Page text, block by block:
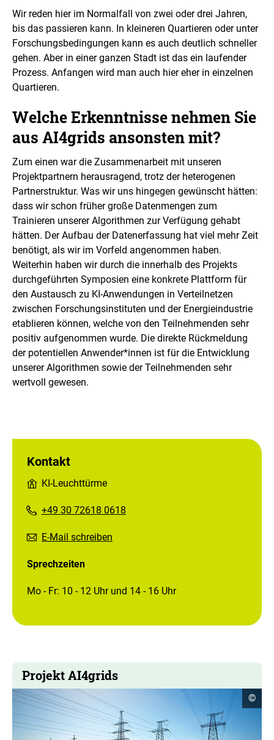
Wir reden hier im Normalfall von zwei oder drei Jahren,
bis das passieren kann. In kleineren Quartieren oder unter
Forschungsbedingungen kann es auch deutlich schneller
gehen. Aber in einer ganzen Stadt ist das ein laufender
Prozess. Anfangen wird man auch hier eher in einzelnen
Quartieren.
Welche Erkenntnisse nehmen Sie
aus AI4grids ansonsten mit?
Zum einen war die Zusammenarbeit mit unseren
Projektpartnern herausragend, trotz der heterogenen
Partnerstruktur. Was wir uns hingegen gewünscht hätten:
dass wir schon früher große Datenmengen zum
Trainieren unserer Algorithmen zur Verfügung gehabt
hätten. Der Aufbau der Datenerfassung hat viel mehr Zeit
benötigt, als wir im Vorfeld angenommen haben.
Weiterhin haben wir durch die innerhalb des Projekts
durchgeführten Symposien eine konkrete Plattform für
den Austausch zu KI-Anwendungen in Verteilnetzen
zwischen Forschungsinstituten und der Energieindustrie
etablieren können, welche von den Teilnehmenden sehr
positiv aufgenommen wurde. Die direkte Rückmeldung
der potentiellen Anwender*innen ist für die Entwicklung
unserer Algorithmen sowie der Teilnehmenden sehr
wertvoll gewesen.
Kontakt
KI-Leuchttürme
+49 30 72618 0618
E-Mail schreiben
Sprechzeiten
Mo - Fr: 10 - 12 Uhr und 14 - 16 Uhr
Projekt AI4grids
©